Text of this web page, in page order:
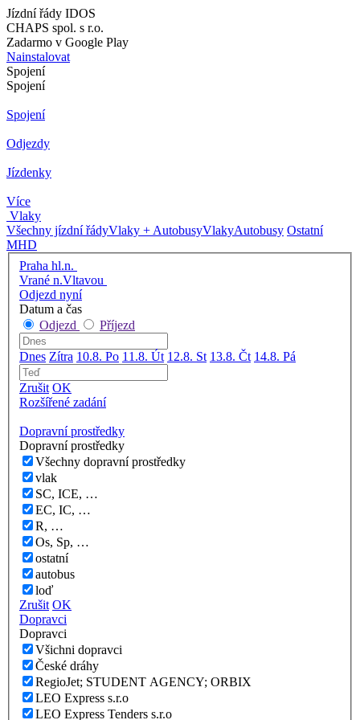
Jízdní řády IDOS
CHAPS spol. s r.o.
Zadarmo v Google Play
Nainstalovat
Spojení
Spojení
Spojení
Odjezdy
Jízdenky
Více
Vlaky
Všechny jízdní řádyVlaky + AutobusyVlakyAutobusy Ostatní
MHD
Praha hl.n.
Vrané n.Vltavou
Odjezd nyní
Datum a čas
Odjezd
Příjezd
Dnes Zítra 10.8. Po 11.8. Út 12.8. St 13.8. Čt 14.8. Pá
Zrušit OK
Rozšířené zadání
Dopravní prostředky
Dopravní prostředky
Všechny dopravní prostředky
vlak
SC, ICE, …
EC, IC, …
R, …
Os, Sp, …
ostatní
autobus
loď
Zrušit OK
Dopravci
Dopravci
Všichni dopravci
České dráhy
RegioJet; STUDENT AGENCY; ORBIX
LEO Express s.r.o
LEO Express Tenders s.r.o